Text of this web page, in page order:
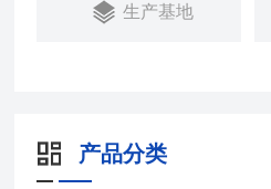
生产基地
产品分类